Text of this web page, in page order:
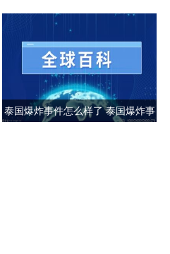
泰国爆炸事件怎么样了 泰国爆炸事